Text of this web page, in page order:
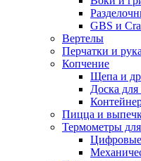
GBS и
Вертелы
Перчатки и
Копчение
Щепа и
Доска
Пицца и
Термометры